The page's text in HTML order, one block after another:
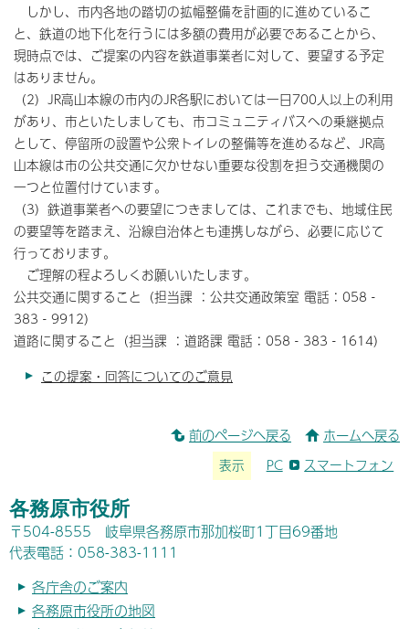
しかし、市内各地の踏切の拡幅整備を計画的に進めているこ
と、鉄道の地下化を行うには多額の費用が必要であることから、
現時点では、ご提案の内容を鉄道事業者に対して、要望する予定
はありません。
（2）JR高山本線の市内のJR各駅においては一日700人以上の利用
があり、市といたしましても、市コミュニティバスへの乗継拠点
として、停留所の設置や公衆トイレの整備等を進めるなど、JR高
山本線は市の公共交通に欠かせない重要な役割を担う交通機関の
一つと位置付けています。
（3）鉄道事業者への要望につきましては、これまでも、地域住民
の要望等を踏まえ、沿線自治体とも連携しながら、必要に応じて
行っております。
ご理解の程よろしくお願いいたします。
公共交通に関すること（担当課 ：公共交通政策室 電話：058‐
383‐9912）
道路に関すること（担当課 ：道路課 電話：058‐383‐1614）
この提案・回答についてのご意見
前のページへ戻る ホームへ戻る
表示 PC スマートフォン
各務原市役所
〒504-8555 岐阜県各務原市那加桜町1丁目69番地
代表電話：058-383-1111
各庁舎のご案内
各務原市役所の地図